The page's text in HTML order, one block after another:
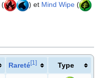
( ) et Mind Wipe (
Rareté[1] Type